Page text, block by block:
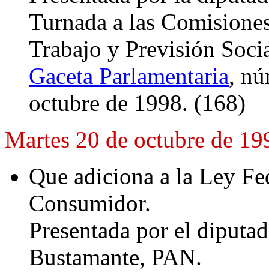
Turnada a las
Trabajo y Previsión
Gaceta Parlamentaria,
octubre de 1998. (168)
Martes 20 de octubre de
Que adiciona a la Ley
Consumidor.
Presentada por el
Bustamante, PAN.